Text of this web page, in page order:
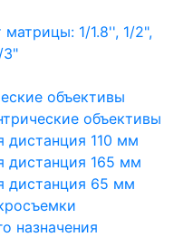
1/1.8'', 1/2",
3"
объективы
объективы
дистанция 110 мм
дистанция 165 мм
дистанция 65 мм
назначения